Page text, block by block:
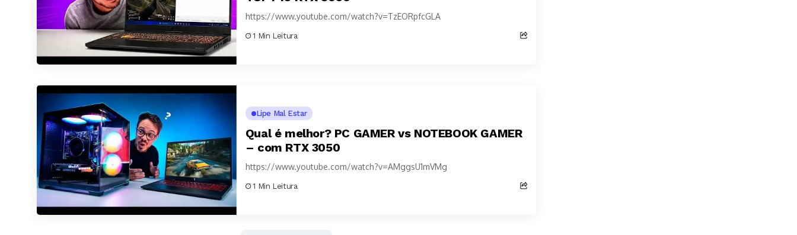
https://www.youtube.com/watch?v=TzEORpfcGLA
1 Min Leitura
Lipe Mal Estar
Qual é melhor? PC GAMER vs NOTEBOOK GAMER
– com RTX 3050
https://www.youtube.com/watch?v=AMggsU1mVMg
1 Min Leitura